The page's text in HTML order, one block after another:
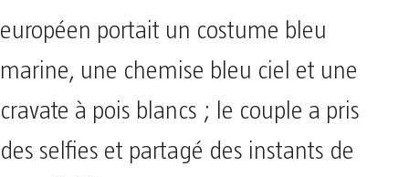
européen portait un costume bleu
marine, une chemise bleu ciel et une
cravate à pois blancs ; le couple a pris
des selfies et partagé des instants de